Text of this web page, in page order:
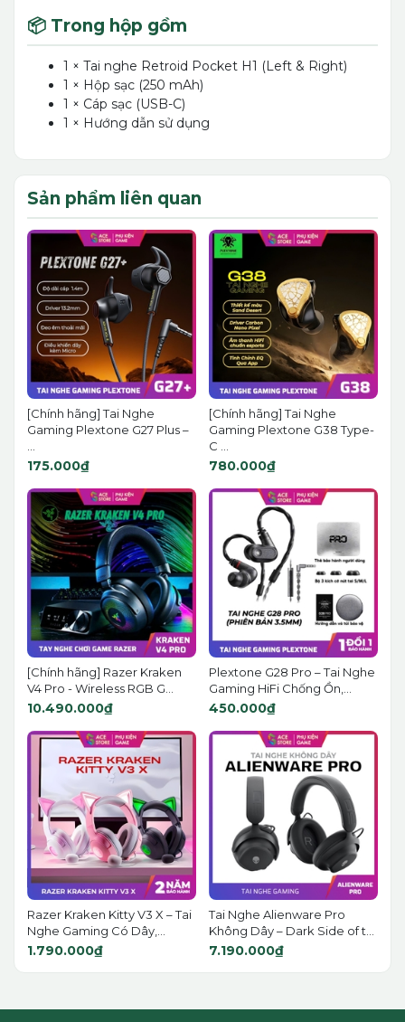
📦 Trong hộp gồm
1 × Tai nghe Retroid Pocket H1 (Left & Right)
1 × Hộp sạc (250 mAh)
1 × Cáp sạc (USB-C)
1 × Hướng dẫn sử dụng
Sản phẩm liên quan
[Chính hãng] Tai Nghe
Gaming Plextone G27 Plus –
175.000₫
[Chính hãng] Tai Nghe
Gaming Plextone G38 Type-
C ...
780.000₫
[Chính hãng] Razer Kraken
V4 Pro - Wireless RGB G...
10.490.000₫
Plextone G28 Pro – Tai Nghe
Gaming HiFi Chống Ồn,...
450.000₫
Razer Kraken Kitty V3 X – Tai
Nghe Gaming Có Dây,...
1.790.000₫
Tai Nghe Alienware Pro
Không Dây – Dark Side of t...
7.190.000₫